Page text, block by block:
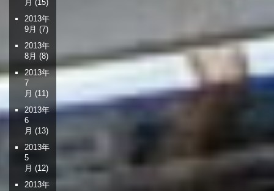
月 (15)
2013年
9月 (7)
2013年
8月 (8)
2013年
7
月 (11)
2013年
6
月 (13)
2013年
5
月 (12)
2013年